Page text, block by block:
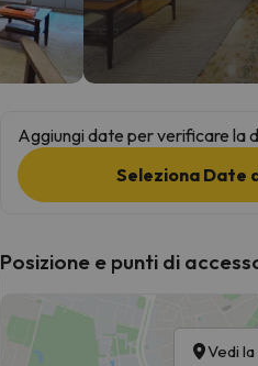
Aggiungi date per verificare la
Seleziona Date
Posizione e punti di
Vedi